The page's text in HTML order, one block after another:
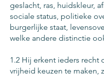
geslacht, ras, huidskleur,
sociale status, politieke
burgerlijke staat,
welke andere distinctie
1.2 Hij erkent ieders recht
vrijheid keuzen te maken,